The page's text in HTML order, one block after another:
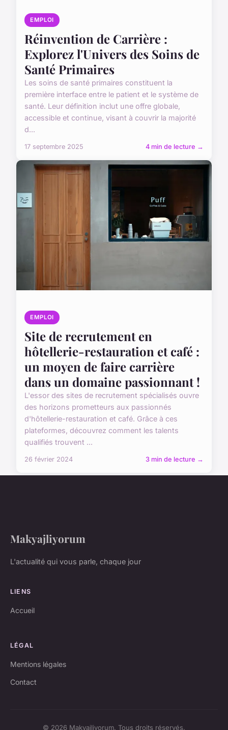
EMPLOI
Réinvention de Carrière :
Explorez l'Univers des Soins de
Santé Primaires
Les soins de santé primaires constituent la
première interface entre le patient et le système de
santé. Leur définition inclut une offre globale,
accessible et continue, visant à couvrir la majorité
d...
17 septembre 2025 4 min de lecture →
EMPLOI
Site de recrutement en
hôtellerie-restauration et café :
un moyen de faire carrière
dans un domaine passionnant !
L'essor des sites de recrutement spécialisés ouvre
des horizons prometteurs aux passionnés
d'hôtellerie-restauration et café. Grâce à ces
plateformes, découvrez comment les talents
qualifiés trouvent ...
26 février 2024 3 min de lecture →
Makyajliyorum
L'actualité qui vous parle, chaque jour
LIENS
Accueil
LÉGAL
Mentions légales
Contact
© 2026 Makyajliyorum. Tous droits réservés.